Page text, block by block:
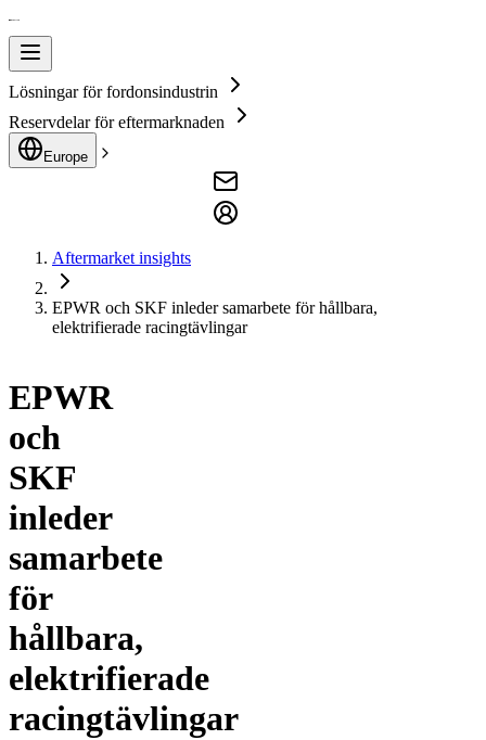
Lösningar för fordonsindustrin
Reservdelar för eftermarknaden
Europe
Aftermarket insights
EPWR och SKF inleder samarbete för hållbara,
elektrifierade racingtävlingar
EPWR
och
SKF
inleder
samarbete
för
hållbara,
elektrifierade
racingtävlingar